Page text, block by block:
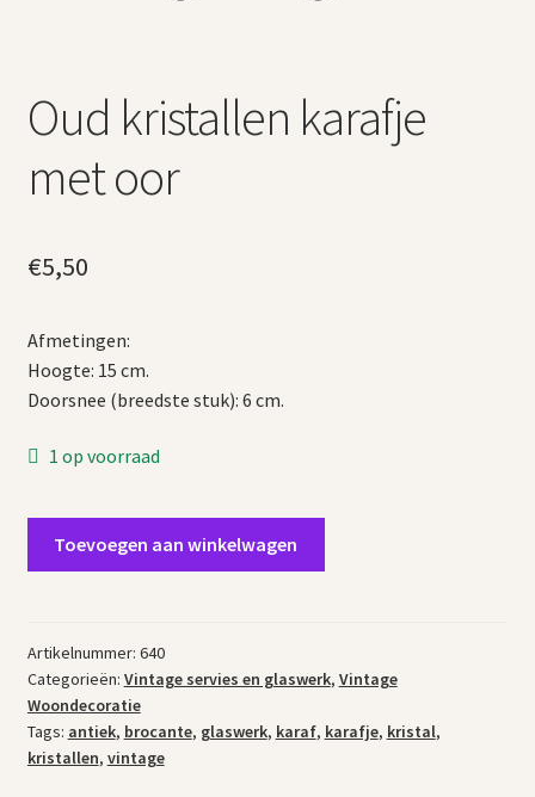
Oud kristallen karafje
met oor
€5,50
Afmetingen:
Hoogte: 15 cm.
Doorsnee (breedste stuk): 6 cm.
1 op voorraad
oor
aantal
Toevoegen aan winkelwagen
Artikelnummer: 640
Categorieën: Vintage servies en glaswerk, Vintage
Woondecoratie
Tags: antiek, brocante, glaswerk, karaf, karafje, kristal,
kristallen, vintage